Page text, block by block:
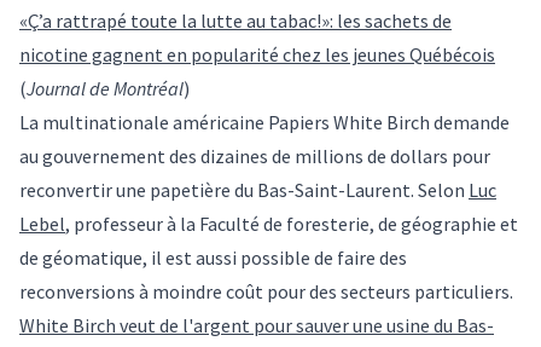
«Ç’a rattrapé toute la lutte au tabac!»: les sachets de
nicotine gagnent en popularité chez les jeunes Québécois
(Journal de Montréal)
La multinationale américaine Papiers White Birch demande
au gouvernement des dizaines de millions de dollars pour
reconvertir une papetière du Bas-Saint-Laurent. Selon Luc
Lebel, professeur à la Faculté de foresterie, de géographie et
de géomatique, il est aussi possible de faire des
reconversions à moindre coût pour des secteurs particuliers.
White Birch veut de l'argent pour sauver une usine du Bas-